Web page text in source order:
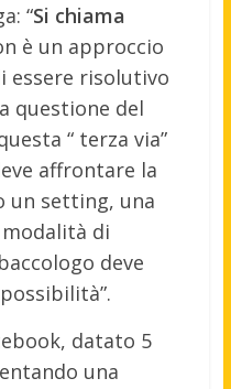
“Si chiama
è un approccio
essere risolutivo
questione del
“ terza via”
affrontare la
un setting, una
di
deve
datato 5
una